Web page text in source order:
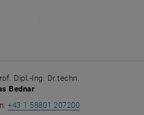
Dipl.-Ing. Dr.techn.
Bednar
+43 1 58801 207200Thomas Bednar